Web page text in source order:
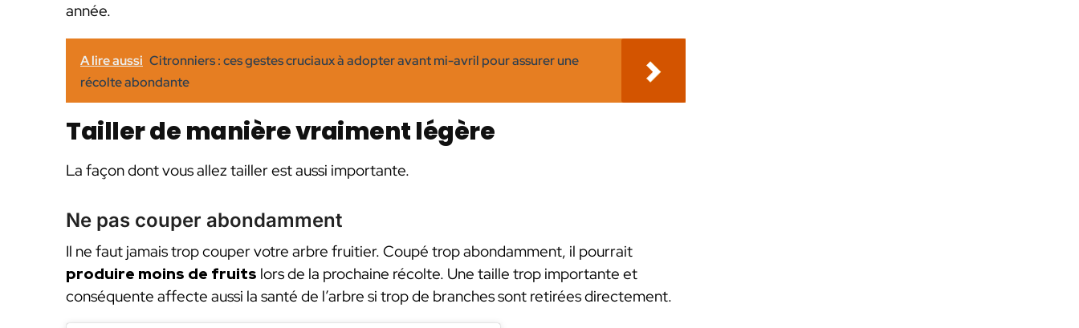
année.
A lire aussi Citronniers : ces gestes cruciaux à adopter avant mi-avril pour assurer une
récolte abondante
Tailler de manière vraiment légère
La façon dont vous allez tailler est aussi importante.
Ne pas couper abondamment
Il ne faut jamais trop couper votre arbre fruitier. Coupé trop abondamment, il pourrait
produire moins de fruits lors de la prochaine récolte. Une taille trop importante et
conséquente affecte aussi la santé de l’arbre si trop de branches sont retirées directement.